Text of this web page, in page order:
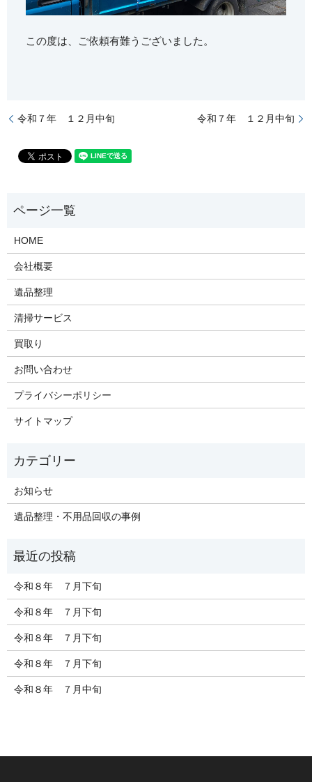
この度は、ご依頼有難うございました。
令和７年 １２月中旬 令和７年 １２月中旬
HOME
会社概要
遺品整理
清掃サービス
買取り
お問い合わせ
プライバシーポリシー
サイトマップ
お知らせ
遺品整理・不用品回収の事例
令和８年 ７月下旬
令和８年 ７月下旬
令和８年 ７月下旬
令和８年 ７月下旬
令和８年 ７月中旬